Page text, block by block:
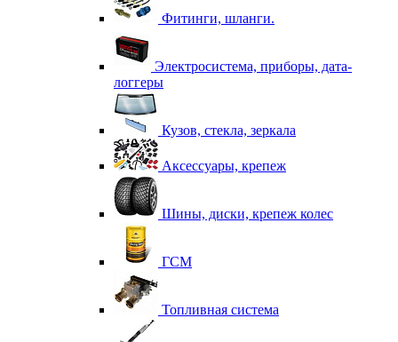
Фитинги, шланги.
Электросистема, приборы, дата-
логгеры
Кузов, стекла, зеркала
Аксессуары, крепеж
Шины, диски, крепеж колес
ГСМ
Топливная система